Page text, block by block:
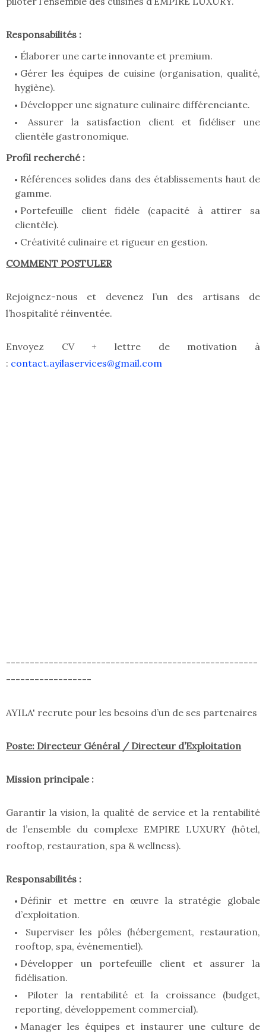
Responsabilités :
Élaborer une carte innovante et premium.
Gérer les équipes de cuisine (organisation, qualité,
hygiène).
Développer une signature culinaire différenciante.
Assurer la satisfaction client et fidéliser une
clientèle gastronomique.
Profil recherché :
Références solides dans des établissements haut de
gamme.
Portefeuille client fidèle (capacité à attirer sa
clientèle).
Créativité culinaire et rigueur en gestion.
COMMENT POSTULER
Rejoignez-nous et devenez l’un des artisans de
l’hospitalité réinventée.
Envoyez CV + lettre de motivation à
: contact.ayilaservices@gmail.com
-----------------------------------------------------
------------------
AYILA' recrute pour les besoins d’un de ses partenaires
Poste: Directeur Général / Directeur d’Exploitation
Mission principale :
Garantir la vision, la qualité de service et la rentabilité
de l’ensemble du complexe EMPIRE LUXURY (hôtel,
rooftop, restauration, spa & wellness).
Responsabilités :
Définir et mettre en œuvre la stratégie globale
d’exploitation.
Superviser les pôles (hébergement, restauration,
rooftop, spa, événementiel).
Développer un portefeuille client et assurer la
fidélisation.
Piloter la rentabilité et la croissance (budget,
reporting, développement commercial).
Manager les équipes et instaurer une culture de